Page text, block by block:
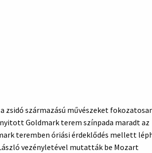
zsidó származású művészeket
Goldmark terem színpada maradt az
teremben óriási érdeklődés mellett
vezényletével mutatták be Mozart